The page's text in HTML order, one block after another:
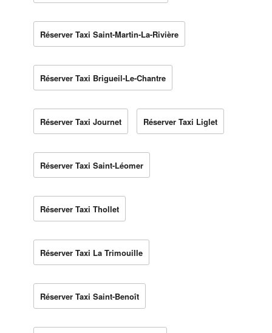
Réserver Taxi Saint-Martin-La-Rivière
Réserver Taxi Brigueil-Le-Chantre
Réserver Taxi Journet Réserver Taxi Liglet
Réserver Taxi Saint-Léomer
Réserver Taxi Thollet
Réserver Taxi La Trimouille
Réserver Taxi Saint-Benoît